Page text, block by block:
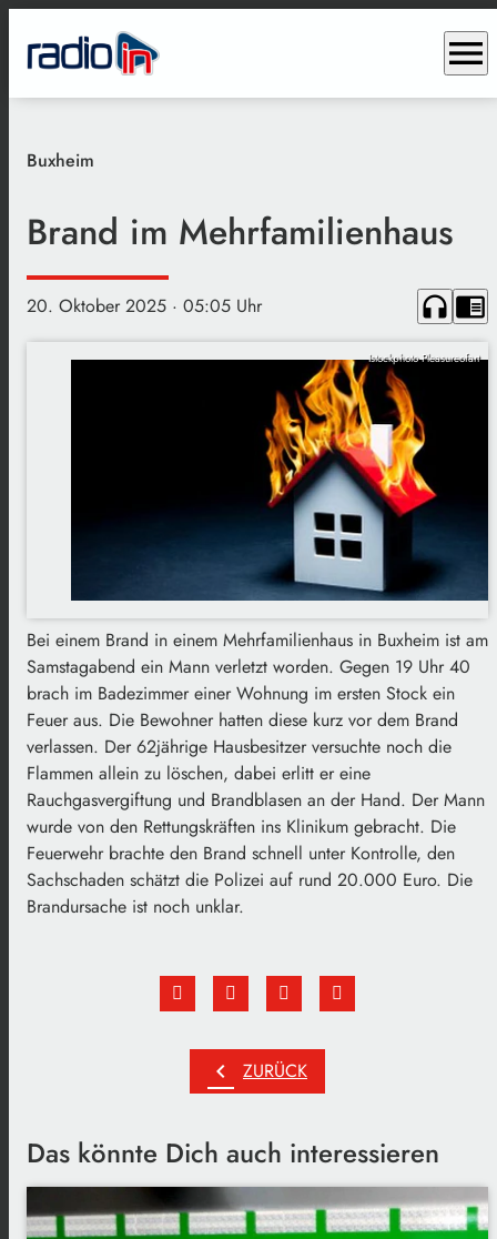
menu
Buxheim
Brand im Mehrfamilienhaus
20. Oktober 2025 · 05:05 Uhr headphones chrome_reader_mode
Istockphoto Pleasureofart
Bei einem Brand in einem Mehrfamilienhaus in Buxheim ist am
Samstagabend ein Mann verletzt worden. Gegen 19 Uhr 40
brach im Badezimmer einer Wohnung im ersten Stock ein
Feuer aus. Die Bewohner hatten diese kurz vor dem Brand
verlassen. Der 62jährige Hausbesitzer versuchte noch die
Flammen allein zu löschen, dabei erlitt er eine
Rauchgasvergiftung und Brandblasen an der Hand. Der Mann
wurde von den Rettungskräften ins Klinikum gebracht. Die
Feuerwehr brachte den Brand schnell unter Kontrolle, den
Sachschaden schätzt die Polizei auf rund 20.000 Euro. Die
Brandursache ist noch unklar.
chevron_left ZURÜCK
Das könnte Dich auch interessieren